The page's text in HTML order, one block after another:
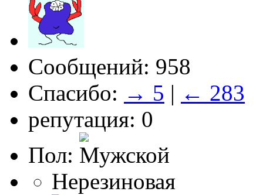
Сообщений: 958
Спасибо: → 5 | ← 283
репутация: 0
Пол:
Нерезиновая